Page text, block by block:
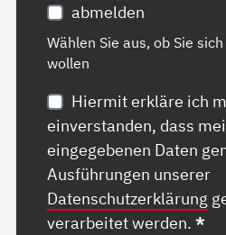
abmelden
Wählen Sie aus, ob Sie
wollen
Hiermit erkläre ich
einverstanden, dass
eingegebenen Daten
Ausführungen unserer
Datenschutzerklärung
verarbeitet werden.*